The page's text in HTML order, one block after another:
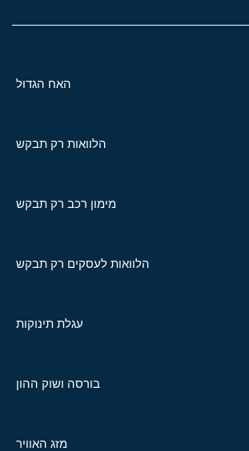
האח הגדול
הלוואות רק תבקש
מימון רכב רק תבקש
הלוואות לעסקים רק תבקש
עגלת תינוקות
בורסה ושוק ההון
מזג האוויר